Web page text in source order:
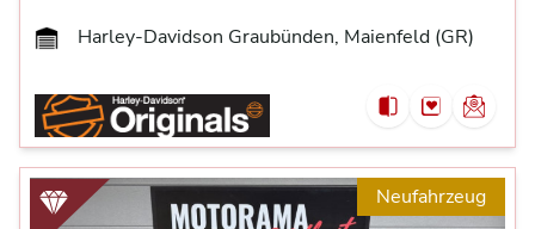
Harley-Davidson Graubünden, Maienfeld (GR)
Neufahrzeug